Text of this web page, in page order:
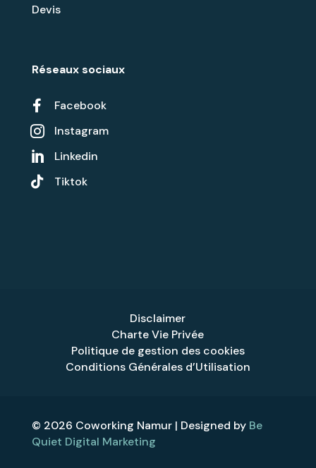
Réseaux sociaux
 Facebook
 Instagram

Linkedin

Tiktok
Devis
Disclaimer
Charte Vie Privée
Politique de gestion des cookies
Conditions Générales d’Utilisation
© 2026 Coworking Namur | Designed by Be
Quiet Digital Marketing